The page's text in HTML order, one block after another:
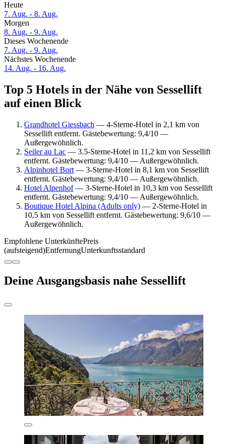
Heute
7. Aug. - 8. Aug.
Morgen
8. Aug. - 9. Aug.
Dieses Wochenende
7. Aug. - 9. Aug.
Nächstes Wochenende
14. Aug. - 16. Aug.
Top 5 Hotels in der Nähe von Sessellift
auf einen Blick
Grandhotel Giessbach — 4-Sterne-Hotel in 2,1 km von
Sessellift entfernt. Gästebewertung: 9,4/10 —
Außergewöhnlich.
Seiler au Lac — 3.5-Sterne-Hotel in 11,2 km von Sessellift
entfernt. Gästebewertung: 9,4/10 — Außergewöhnlich.
Alpinhotel Bort — 3-Sterne-Hotel in 8,1 km von Sessellift
entfernt. Gästebewertung: 9,4/10 — Außergewöhnlich.
Hotel Alpenhof— 3-Sterne-Hotel in 10,3 km von Sessellift
entfernt. Gästebewertung: 9,4/10 — Außergewöhnlich.
Boutique Hotel Alpina (Adults only) — 2-Sterne-Hotel in
10,5 km von Sessellift entfernt. Gästebewertung: 9,6/10 —
Außergewöhnlich.
Empfohlene UnterkünftePreis
(aufsteigend)EntfernungUnterkunftsstandard
Deine Ausgangsbasis nahe Sessellift